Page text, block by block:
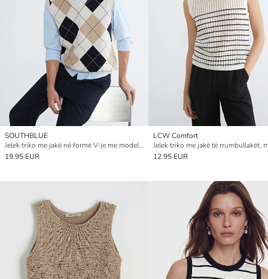
SOUTHBLUE
Jelek triko me jakë në formë V-je me model argjilë për burra
19.95 EUR
LCW Comfort
12.95 EUR